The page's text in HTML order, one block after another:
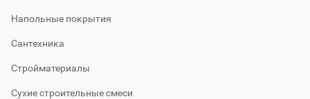
Напольные покрытия
Сантехника
Стройматериалы
Сухие строительные смеси